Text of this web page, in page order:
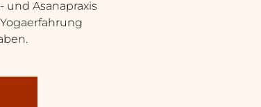
und Asanapraxis